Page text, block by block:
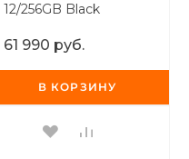
12/256GB Black
61 990 руб.
В КОРЗИНУ